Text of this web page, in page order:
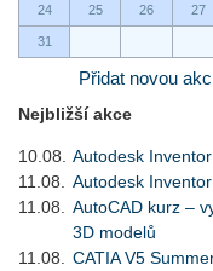
24 25 26 27
31
Přidat novou
Nejbližší akce
10.08.
Autodesk
11.08.
Autodesk
11.08.
AutoCAD kurz –
3D modelů
11.08.
CATIA V5